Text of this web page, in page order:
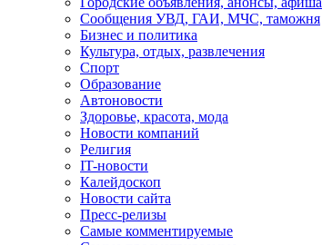
Сообщения УВД, ГАИ, МЧС, таможня
Бизнес и политика
Культура, отдых, развлечения
Спорт
Образование
Автоновости
Здоровье, красота, мода
Новости компаний
Религия
IT-новости
Калейдоскоп
Новости сайта
Пресс-релизы
Самые комментируемые